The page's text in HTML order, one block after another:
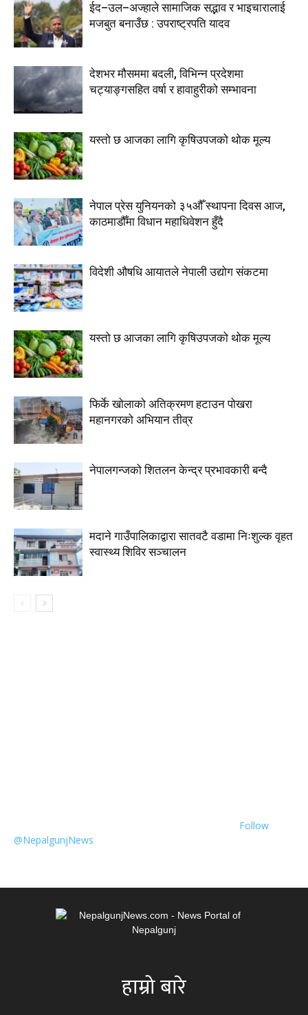
ईद–उल–अज्हाले सामाजिक सद्भाव र भाइचारालाई
मजबुत बनाउँछ : उपराष्ट्रपति यादव
देशभर मौसममा बदली, विभिन्न प्रदेशमा
चट्याङ्गसहित वर्षा र हावाहुरीको सम्भावना
यस्तो छ आजका लागि कृषिउपजको थोक मूल्य
नेपाल प्रेस युनियनको ३५औँ स्थापना दिवस आज,
काठमाडौँमा विधान महाधिवेशन हुँदै
विदेशी औषधि आयातले नेपाली उद्योग संकटमा
यस्तो छ आजका लागि कृषिउपजको थोक मूल्य
फिर्के खोलाको अतिक्रमण हटाउन पोखरा
महानगरको अभियान तीव्र
नेपालगन्जको शितलन केन्द्र प्रभावकारी बन्दै
मदाने गाउँपालिकाद्वारा सातवटै वडामा निःशुल्क वृहत
स्वास्थ्य शिविर सञ्चालन
Follow
@NepalgunjNews
हाम्रो बारे